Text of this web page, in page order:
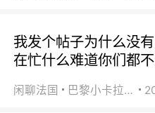
我发个帖子为什么没
在忙什么难道你们都不
闲聊法国 巴黎小卡拉咪